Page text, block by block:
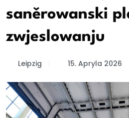
saněrowanski
zwjeslowanju
Leipzig 15. Apryla 2026